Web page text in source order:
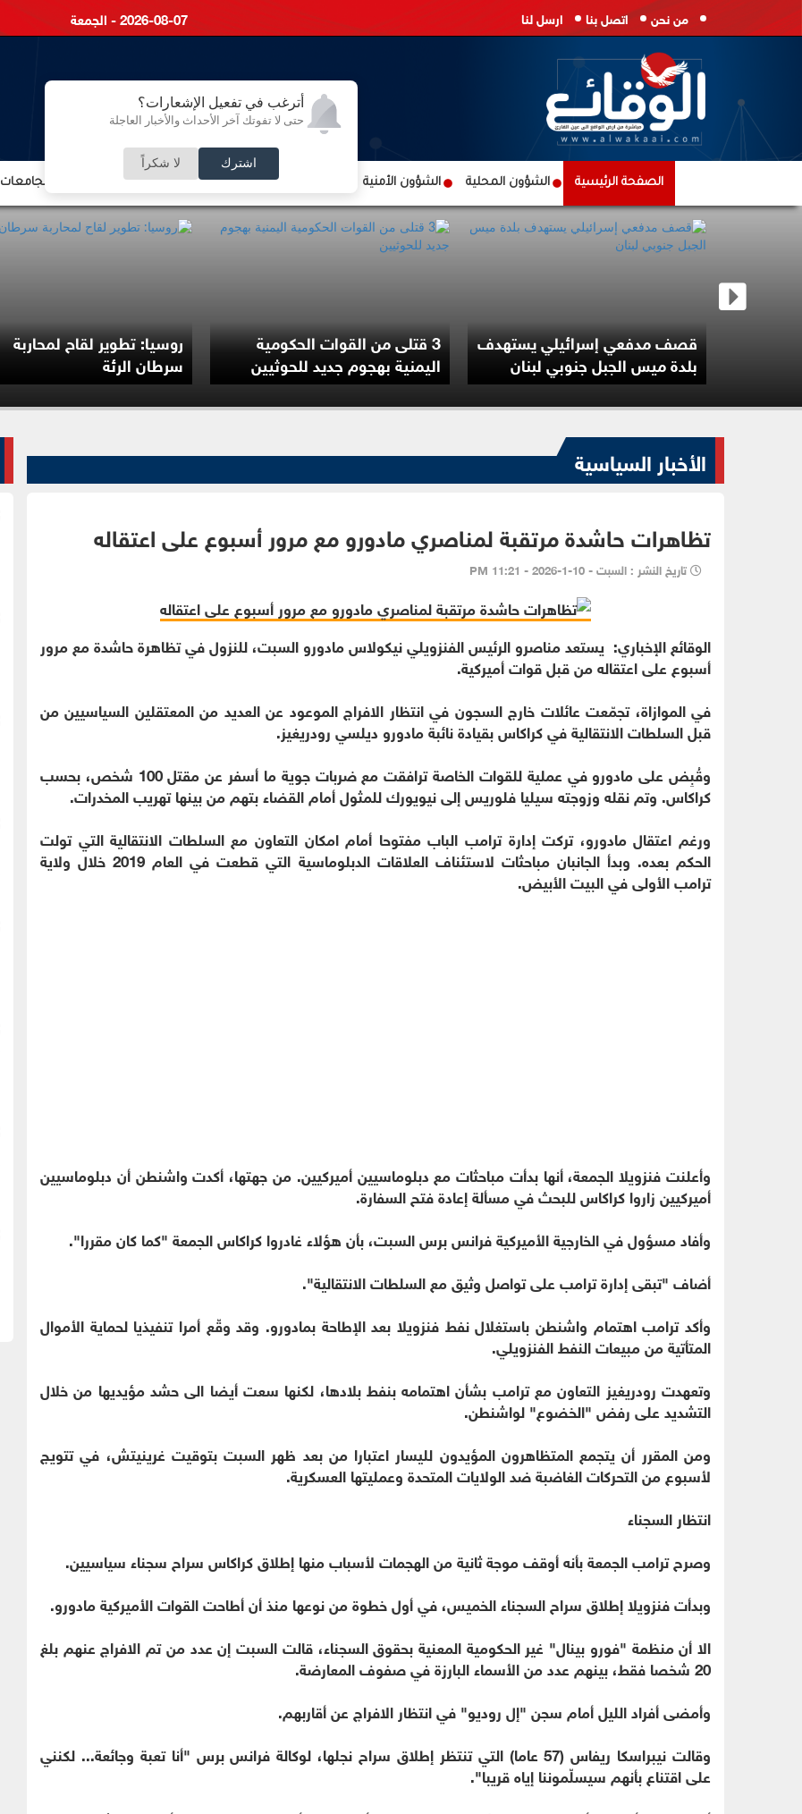
أترغب في تفعيل الإشعارات؟
حتى لا تفوتك آخر الأحداث والأخبار العاجلة
اشترك لا شكراً
من نحن اتصل بنا ارسل لنا 2026-08-07 - الجمعة
الصفحة الرئيسية الشؤون المحلية الشؤون الأمنية الشؤون الإقتصادية الشؤون البرلمانية التعليم والجامعات
قصف مدفعي إسرائيلي يستهدف
بلدة ميس الجبل جنوبي لبنان
3 قتلى من القوات الحكومية
اليمنية بهجوم جديد للحوثيين
روسيا: تطوير لقاح لمحاربة
سرطان الرئة
الأخبار السياسية
تظاهرات حاشدة مرتقبة لمناصري مادورو مع مرور أسبوع على اعتقاله
تاريخ النشر : السبت - 10-1-2026 - 11:21 PM
الوقائع الإخباري: يستعد مناصرو الرئيس الفنزويلي نيكولاس مادورو السبت، للنزول في تظاهرة حاشدة مع مرور
أسبوع على اعتقاله من قبل قوات أميركية.
في الموازاة، تجمّعت عائلات خارج السجون في انتظار الافراج الموعود عن العديد من المعتقلين السياسيين من
قبل السلطات الانتقالية في كراكاس بقيادة نائبة مادورو ديلسي رودريغيز.
وقُبِض على مادورو في عملية للقوات الخاصة ترافقت مع ضربات جوية ما أسفر عن مقتل 100 شخص، بحسب
كراكاس. وتم نقله وزوجته سيليا فلوريس إلى نيويورك للمثول أمام القضاء بتهم من بينها تهريب المخدرات.
ورغم اعتقال مادورو، تركت إدارة ترامب الباب مفتوحا أمام امكان التعاون مع السلطات الانتقالية التي تولت
الحكم بعده. وبدأ الجانبان مباحثات لاستئناف العلاقات الدبلوماسية التي قطعت في العام 2019 خلال ولاية
ترامب الأولى في البيت الأبيض.
وأعلنت فنزويلا الجمعة، أنها بدأت مباحثات مع دبلوماسيين أميركيين. من جهتها، أكدت واشنطن أن دبلوماسيين
أميركيين زاروا كراكاس للبحث في مسألة إعادة فتح السفارة.
وأفاد مسؤول في الخارجية الأميركية فرانس برس السبت، بأن هؤلاء غادروا كراكاس الجمعة "كما كان مقررا".
أضاف "تبقى إدارة ترامب على تواصل وثيق مع السلطات الانتقالية".
وأكد ترامب اهتمام واشنطن باستغلال نفط فنزويلا بعد الإطاحة بمادورو. وقد وقّع أمرا تنفيذيا لحماية الأموال
المتأتية من مبيعات النفط الفنزويلي.
وتعهدت رودريغيز التعاون مع ترامب بشأن اهتمامه بنفط بلادها، لكنها سعت أيضا الى حشد مؤيديها من خلال
التشديد على رفض "الخضوع" لواشنطن.
ومن المقرر أن يتجمع المتظاهرون المؤيدون لليسار اعتبارا من بعد ظهر السبت بتوقيت غرينيتش، في تتويج
لأسبوع من التحركات الغاضبة ضد الولايات المتحدة وعمليتها العسكرية.
انتظار السجناء
وصرح ترامب الجمعة بأنه أوقف موجة ثانية من الهجمات لأسباب منها إطلاق كراكاس سراح سجناء سياسيين.
وبدأت فنزويلا إطلاق سراح السجناء الخميس، في أول خطوة من نوعها منذ أن أطاحت القوات الأميركية مادورو.
الا أن منظمة "فورو بينال" غير الحكومية المعنية بحقوق السجناء، قالت السبت إن عدد من تم الافراج عنهم بلغ
20 شخصا فقط، بينهم عدد من الأسماء البارزة في صفوف المعارضة.
وأمضى أفراد الليل أمام سجن "إل روديو" في انتظار الافراج عن أقاربهم.
وقالت نيبراسكا ريفاس (57 عاما) التي تنتظر إطلاق سراح نجلها، لوكالة فرانس برس "أنا تعبة وجائعة... لكنني
على اقتناع بأنهم سيسلّموننا إياه قريبا".